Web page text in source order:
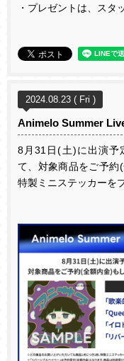
・プレゼントは、スタ
2024.08.23 ( Fri )
Animelo Summer
8 月31 日(土)に出演予
て、対象商品をご予約(
特製ミニステッカーを